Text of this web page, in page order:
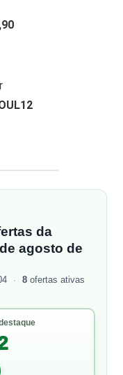
›
da
agosto de
· 8 ofertas ativas